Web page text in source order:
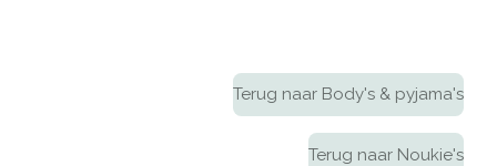
Terug naar Body's & pyjama's
Terug naar Noukie's